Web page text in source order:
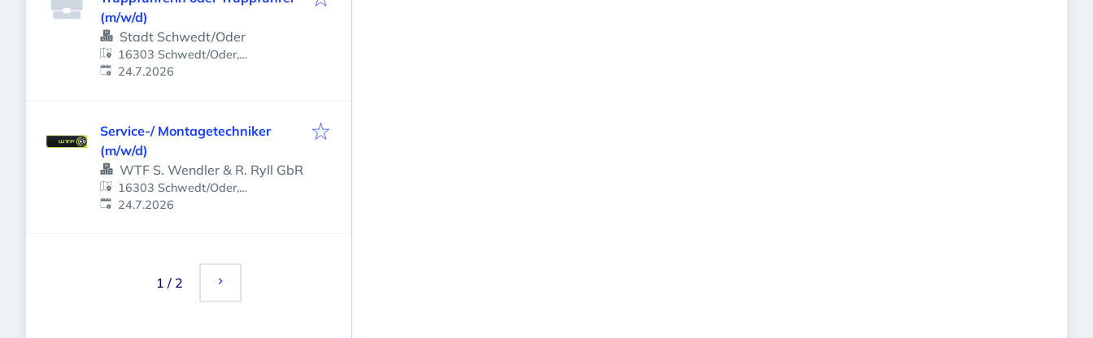
(m/w/d)
Stadt Schwedt/Oder
16303 Schwedt/Oder,
Deutschland
Veröffentlicht:
24.7.2026
Service-/ Montagetechniker
(m/w/d)
WTF S. Wendler & R. Ryll GbR
16303 Schwedt/Oder,
Deutschland
Veröffentlicht:
24.7.2026
1 / 2